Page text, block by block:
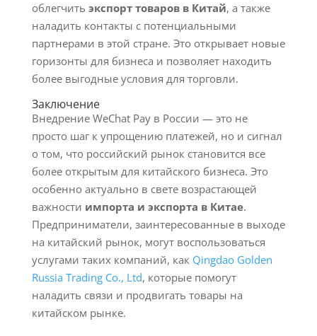
облегчить экспорт товаров в Китай, а также
наладить контакты с потенциальными
партнерами в этой стране. Это открывает новые
горизонты для бизнеса и позволяет находить
более выгодные условия для торговли.
Заключение
Внедрение WeChat Pay в России — это не
просто шаг к упрощению платежей, но и сигнал
о том, что российский рынок становится все
более открытым для китайского бизнеса. Это
особенно актуально в свете возрастающей
важности импорта и экспорта в Китае.
Предприниматели, заинтересованные в выходе
на китайский рынок, могут воспользоваться
услугами таких компаний, как Qingdao Golden
Russia Trading Co., Ltd, которые помогут
наладить связи и продвигать товары на
китайском рынке.